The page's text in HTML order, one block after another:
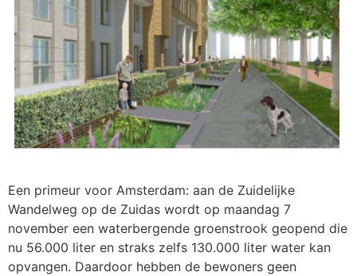
Een primeur voor Amsterdam: aan de Zuidelijke
Wandelweg op de Zuidas wordt op maandag 7
november een waterbergende groenstrook geopend die
nu 56.000 liter en straks zelfs 130.000 liter water kan
opvangen. Daardoor hebben de bewoners geen